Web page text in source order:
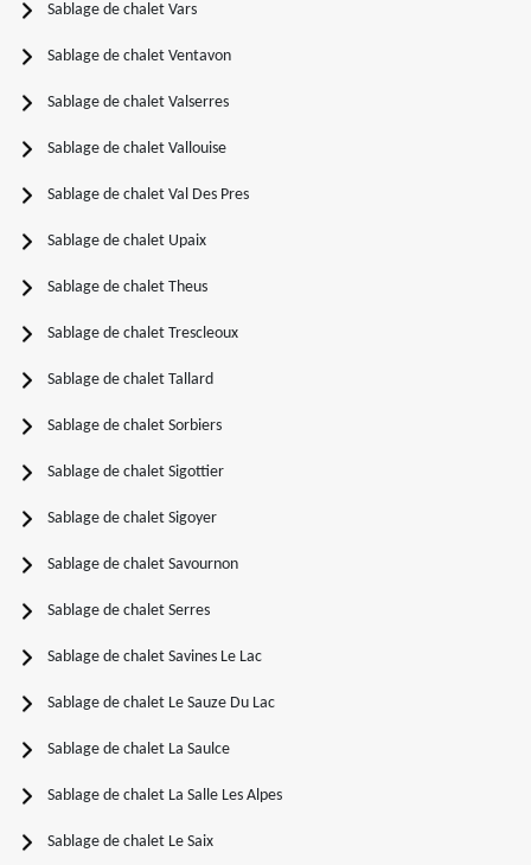
Sablage de chalet Vars
Sablage de chalet Ventavon
Sablage de chalet Valserres
Sablage de chalet Vallouise
Sablage de chalet Val Des Pres
Sablage de chalet Upaix
Sablage de chalet Theus
Sablage de chalet Trescleoux
Sablage de chalet Tallard
Sablage de chalet Sorbiers
Sablage de chalet Sigottier
Sablage de chalet Sigoyer
Sablage de chalet Savournon
Sablage de chalet Serres
Sablage de chalet Savines Le Lac
Sablage de chalet Le Sauze Du Lac
Sablage de chalet La Saulce
Sablage de chalet La Salle Les Alpes
Sablage de chalet Le Saix